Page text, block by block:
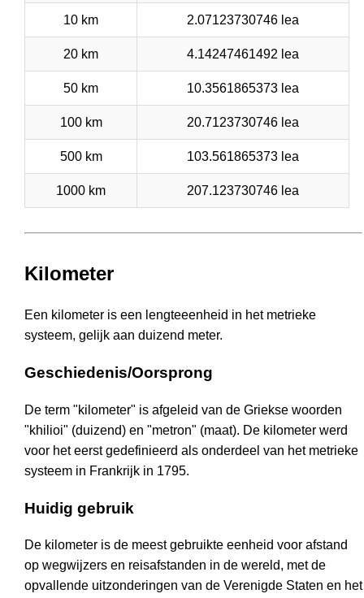
10 km 2.07123730746 lea
20 km 4.14247461492 lea
50 km 10.3561865373 lea
100 km 20.7123730746 lea
500 km 103.561865373 lea
1000 km 207.123730746 lea
Kilometer
Een kilometer is een lengteeenheid in het metrieke
systeem, gelijk aan duizend meter.
Geschiedenis/Oorsprong
De term "kilometer" is afgeleid van de Griekse woorden
"khilioi" (duizend) en "metron" (maat). De kilometer werd
voor het eerst gedefinieerd als onderdeel van het metrieke
systeem in Frankrijk in 1795.
Huidig gebruik
De kilometer is de meest gebruikte eenheid voor afstand
op wegwijzers en reisafstanden in de wereld, met de
opvallende uitzonderingen van de Verenigde Staten en het